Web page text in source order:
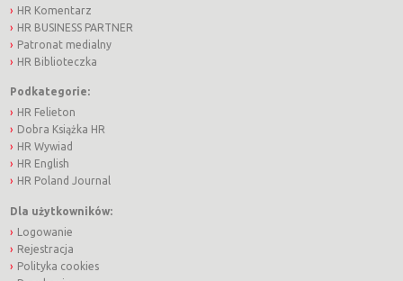
HR Komentarz
HR BUSINESS PARTNER
Patronat medialny
HR Biblioteczka
Podkategorie:
HR Felieton
Dobra Książka HR
HR Wywiad
HR English
HR Poland Journal
Dla użytkowników:
Logowanie
Rejestracja
Polityka cookies